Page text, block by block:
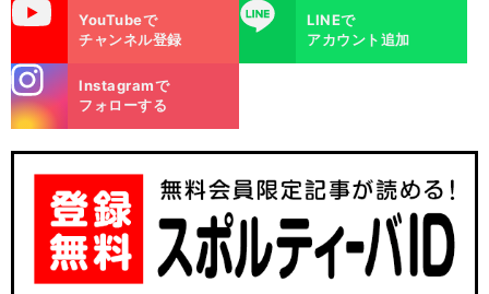
YouTubeで
チャンネル登録
LINE
LINEで
アカウント追加
m
Instagramで
フォローする